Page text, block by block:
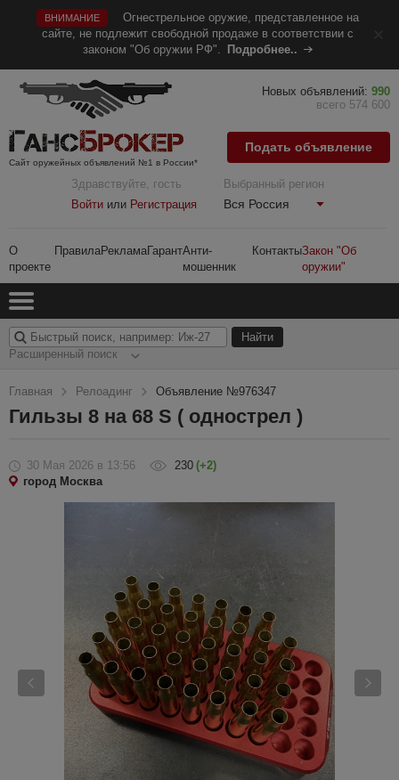
ВНИМАНИЕ
Огнестрельное оружие, представленное на
сайте, не подлежит свободной продаже в соответствии с
законом "Об оружии РФ".
Подробнее..
Сайт оружейных объявлений №1 в России*
Здравствуйте, гость
Войти или Регистрация
Выбранный регион
Вся Россия
О
проекте
ПравилаРекламаГарантАнти-
мошенник
КонтактыЗакон "Об
оружии"
Новых объявлений: 990
всего 574 600
Подать объявление
Расширенный поиск
Главная Релоадинг Объявление №976347
Гильзы 8 на 68 S ( однострел )
30 Мая 2026 в 13:56 230 (+2)
город Москва